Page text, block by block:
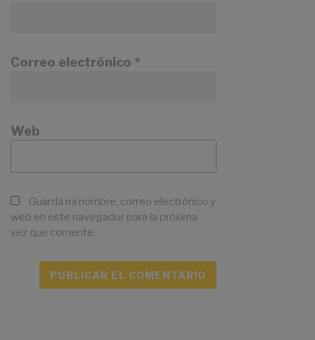
Correo electrónico *
Web
Guarda mi nombre, correo electrónico y
web en este navegador para la próxima
vez que comente.